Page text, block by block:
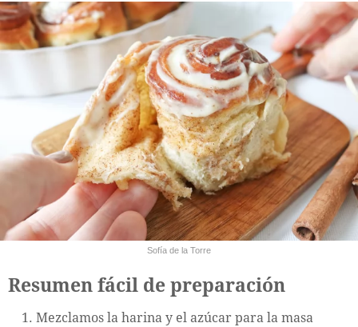
Sofía de la Torre
Resumen fácil de preparación
Mezclamos la harina y el azúcar para la masa